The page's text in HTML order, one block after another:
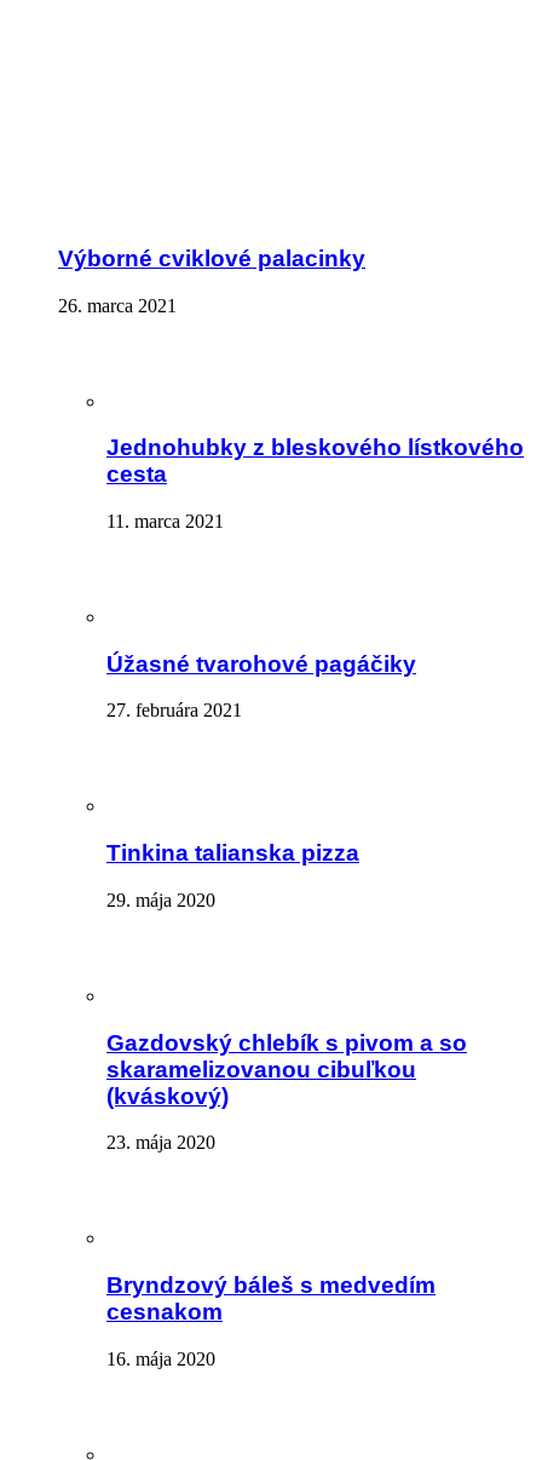
Výborné cviklové palacinky
26. marca 2021
Jednohubky z bleskového lístkového
cesta
11. marca 2021
Úžasné tvarohové pagáčiky
27. februára 2021
Tinkina talianska pizza
29. mája 2020
Gazdovský chlebík s pivom a so
skaramelizovanou cibuľkou
(kváskový)
23. mája 2020
Bryndzový báleš s medvedím
cesnakom
16. mája 2020